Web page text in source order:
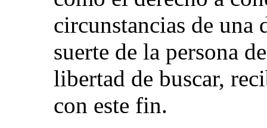
circunstancias de una
suerte de la persona
libertad de buscar,
con este fin.